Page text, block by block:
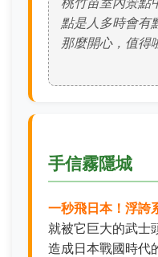
點是人多時會有
那麼開心，值得
手信霧隱城
一秒飛日本！浮誇
就被它巨大的武士
造成日本戰國時代